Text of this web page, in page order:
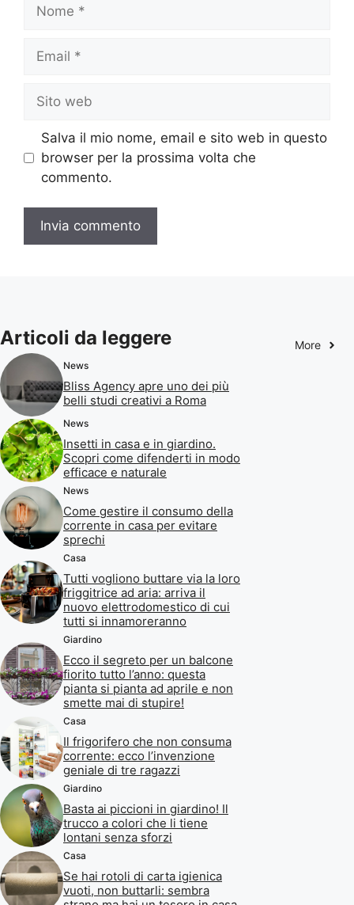
web
Salva il mio nome, email e sito web in questo
browser per la prossima volta che
commento.
Articoli da leggere More
News
Bliss Agency apre uno dei più
belli studi creativi a Roma
News
Insetti in casa e in giardino.
Scopri come difenderti in modo
efficace e naturale
News
Come gestire il consumo della
corrente in casa per evitare
sprechi
Casa
Tutti vogliono buttare via la loro
friggitrice ad aria: arriva il
nuovo elettrodomestico di cui
tutti si innamoreranno
Giardino
Ecco il segreto per un balcone
fiorito tutto l’anno: questa
pianta si pianta ad aprile e non
smette mai di stupire!
Casa
Il frigorifero che non consuma
corrente: ecco l’invenzione
geniale di tre ragazzi
Giardino
Basta ai piccioni in giardino! Il
trucco a colori che li tiene
lontani senza sforzi
Casa
Se hai rotoli di carta igienica
vuoti, non buttarli: sembra